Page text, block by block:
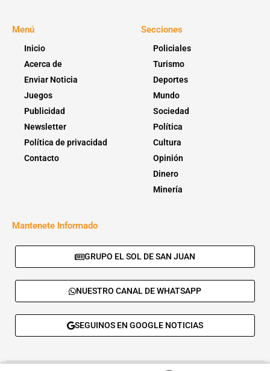
Menú
Inicio
Acerca de
Enviar Noticia
Juegos
Publicidad
Newsletter
Política de privacidad
Contacto
Secciones
Policiales
Turismo
Deportes
Mundo
Sociedad
Política
Cultura
Opinión
Dinero
Minería
Mantenete Informado
GRUPO EL SOL DE SAN JUAN
NUESTRO CANAL DE WHATSAPP
SEGUINOS EN GOOGLE NOTICIAS